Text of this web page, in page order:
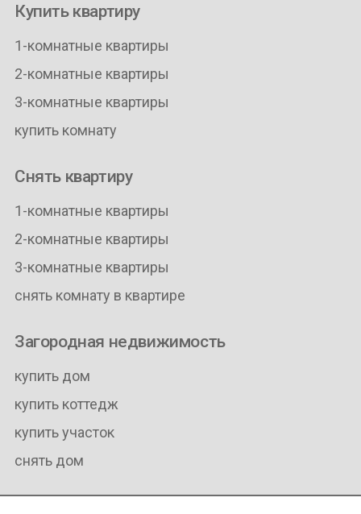
Купить квартиру
1-комнатные квартиры
2-комнатные квартиры
3-комнатные квартиры
купить комнату
Снять квартиру
1-комнатные квартиры
2-комнатные квартиры
3-комнатные квартиры
снять комнату в квартире
Загородная недвижимость
купить дом
купить коттедж
купить участок
снять дом